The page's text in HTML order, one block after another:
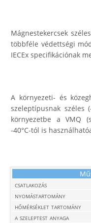
Mágnestekercsek
többféle védettségi
IECEx specifikációnak
A környezeti- és
szeleptípusnak széles
környezetbe a VMQ
-40°C-tól is
csatlakozás
nyomástartomány
hőmérséklet tartomány
a szeleptest anyaga